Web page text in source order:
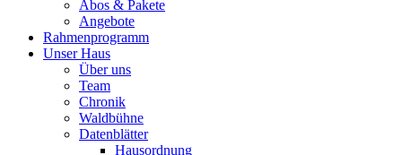
Abos & Pakete
Angebote
Rahmenprogramm
Unser Haus
Über uns
Team
Chronik
Waldbühne
Datenblätter
Hausordnung